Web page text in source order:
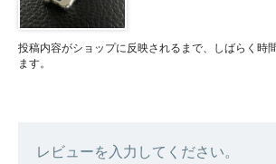
投稿内容がショップに反映されるまで、しばらく時
ます。
レビューを入力してください。